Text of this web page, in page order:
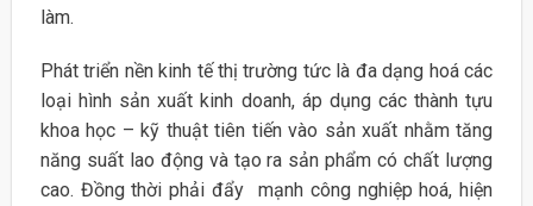
làm.
Phát triển nền kinh tế thị trường tức là đa dạng hoá các
loại hình sản xuất kinh doanh, áp dụng các thành tựu
khoa học – kỹ thuật tiên tiến vào sản xuất nhằm tăng
năng suất lao động và tạo ra sản phẩm có chất lượng
cao. Đồng thời phải đẩy mạnh công nghiệp hoá, hiện